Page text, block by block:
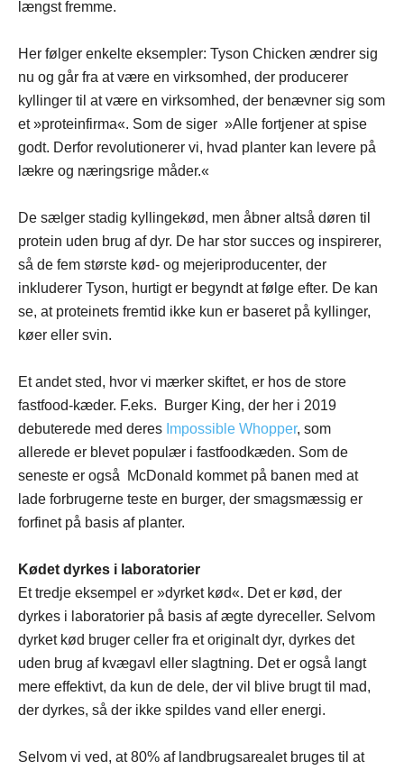
længst fremme.
Her følger enkelte eksempler: Tyson Chicken ændrer sig
nu og går fra at være en virksomhed, der producerer
kyllinger til at være en virksomhed, der benævner sig som
et »proteinfirma«. Som de siger »Alle fortjener at spise
godt. Derfor revolutionerer vi, hvad planter kan levere på
lækre og næringsrige måder.«
De sælger stadig kyllingekød, men åbner altså døren til
protein uden brug af dyr. De har stor succes og inspirerer,
så de fem største kød- og mejeriproducenter, der
inkluderer Tyson, hurtigt er begyndt at følge efter. De kan
se, at proteinets fremtid ikke kun er baseret på kyllinger,
køer eller svin.
Et andet sted, hvor vi mærker skiftet, er hos de store
fastfood-kæder. F.eks. Burger King, der her i 2019
debuterede med deres Impossible Whopper, som
allerede er blevet populær i fastfoodkæden. Som de
seneste er også McDonald kommet på banen med at
lade forbrugerne teste en burger, der smagsmæssig er
forfinet på basis af planter.
Kødet dyrkes i laboratorier
Et tredje eksempel er »dyrket kød«. Det er kød, der
dyrkes i laboratorier på basis af ægte dyreceller. Selvom
dyrket kød bruger celler fra et originalt dyr, dyrkes det
uden brug af kvægavl eller slagtning. Det er også langt
mere effektivt, da kun de dele, der vil blive brugt til mad,
der dyrkes, så der ikke spildes vand eller energi.
Selvom vi ved, at 80% af landbrugsarealet bruges til at